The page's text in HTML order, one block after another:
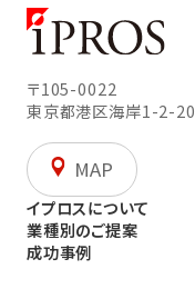
〒105-0022
東京都港区海岸1-2-20
MAP
イプロスについて
業種別のご提案
成功事例